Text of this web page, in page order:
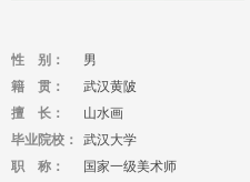
性 别：
男
籍 贯：
武汉黄陂
擅 长：
山水画
毕业院校：
武汉大学
职 称：
国家一级美术师